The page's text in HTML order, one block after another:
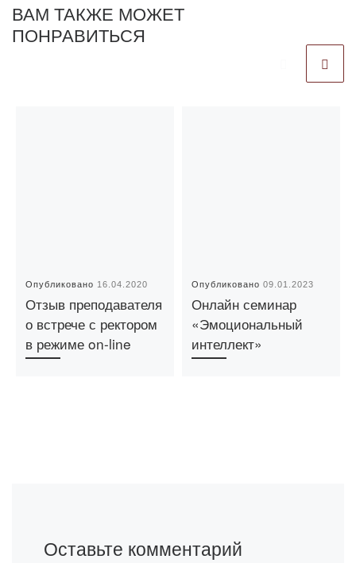
ВАМ ТАКЖЕ МОЖЕТ
ПОНРАВИТЬСЯ
Опубликовано 16.04.2020
Отзыв преподавателя
о встрече с ректором
в режиме on-line
Опубликовано09.01.2023
Онлайн семинар
«Эмоциональный
интеллект»
Оставьте комментарий